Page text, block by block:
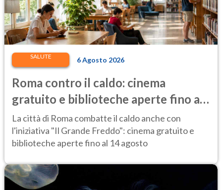
SALUTE 6 Agosto 2026
Roma contro il caldo: cinema
gratuito e biblioteche aperte fino al
14 agosto
La città di Roma combatte il caldo anche con
l'iniziativa "Il Grande Freddo": cinema gratuito e
biblioteche aperte fino al 14 agosto